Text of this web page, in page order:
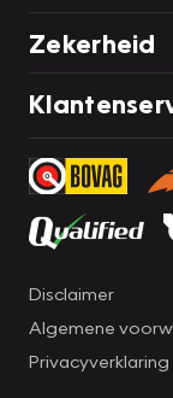
Zekerheid
Disclaimer
Algemene
Privacyverklaring